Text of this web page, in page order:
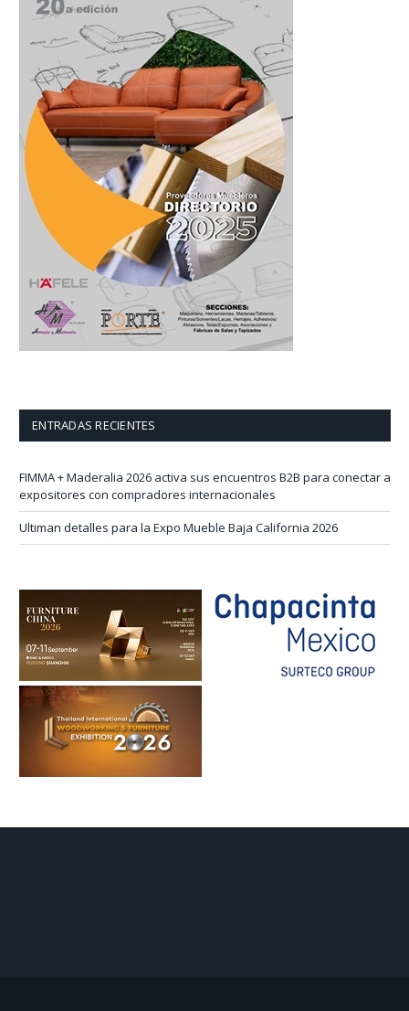
ENTRADAS RECIENTES
FIMMA + Maderalia 2026 activa sus encuentros B2B para conectar a
expositores con compradores internacionales
Ultiman detalles para la Expo Mueble Baja California 2026